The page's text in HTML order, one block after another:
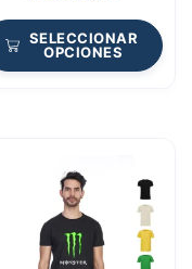
SELECCIONAR
OPCIONES